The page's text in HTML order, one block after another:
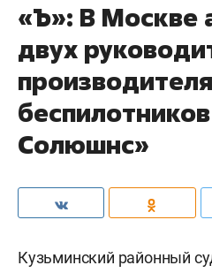
«Ъ»: В Москве
двух
производителя
Солюшнс»
Кузьминский районный